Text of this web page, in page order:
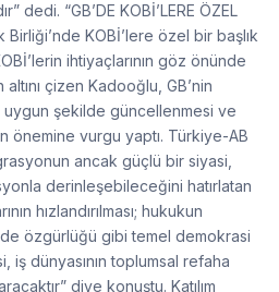
dedi. “GB’DE KOBİ’LERE ÖZEL
Birliği’nde KOBİ’lere özel bir başlık
ihtiyaçlarının göz önünde
çizen Kadooğlu, GB’nin
uygun şekilde güncellenmesi ve
önemine vurgu yaptı. Türkiye-AB
ancak güçlü bir siyasi,
derinleşebileceğini hatırlatan
hızlandırılması; hukukun
özgürlüğü gibi temel demokrasi
dünyasının toplumsal refaha
diye konuştu. Katılım